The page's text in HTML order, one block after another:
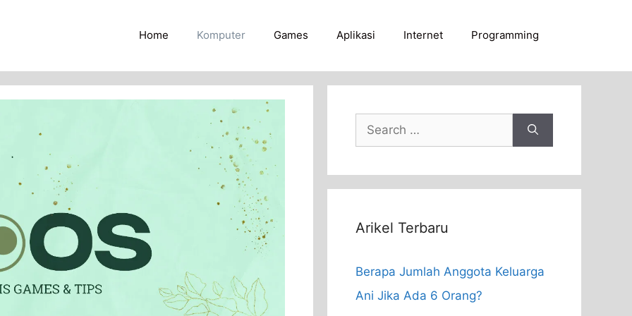
Home Komputer Games Aplikasi Internet Programming
Search
for:
Arikel Terbaru
Berapa Jumlah Anggota Keluarga
Ani Jika Ada 6 Orang?